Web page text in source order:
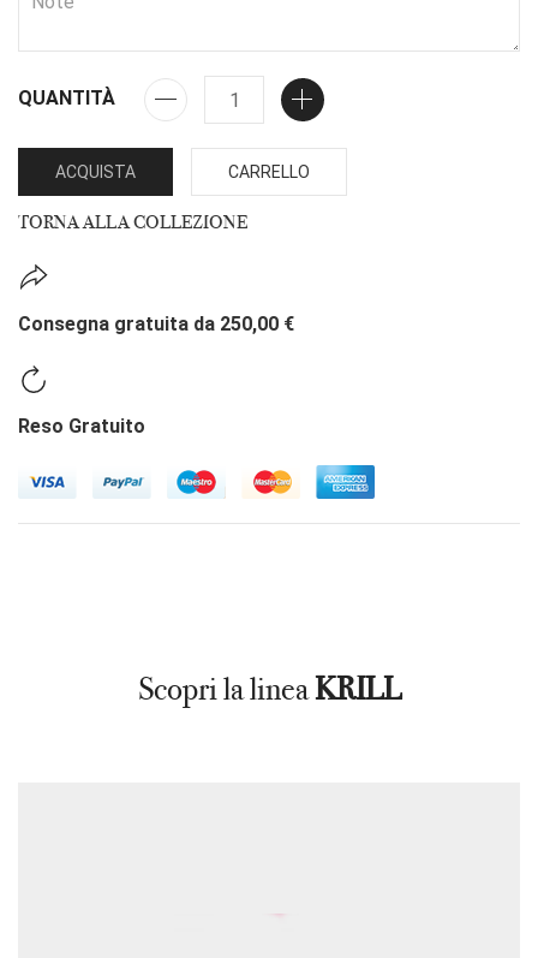
QUANTITÀ
ACQUISTA CARRELLO
TORNA ALLA COLLEZIONE
Consegna gratuita da 250,00 €
Reso Gratuito
Scopri la lineaKRILL